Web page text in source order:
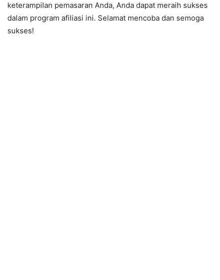
keterampilan pemasaran Anda, Anda dapat meraih sukses
dalam program afiliasi ini. Selamat mencoba dan semoga
sukses!